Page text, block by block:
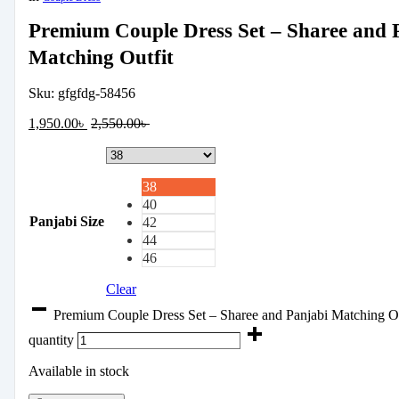
Premium Couple Dress Set – Sharee and
Matching Outfit
Sku: gfgfdg-58456
1,950.00৳ 2,550.00৳
Panjabi Size
38
40
42
44
46
Clear
Premium Couple Dress Set – Sharee and Panjabi Matching
quantity
Available in stock